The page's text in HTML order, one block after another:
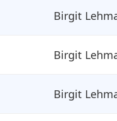
Birgit
Birgit
Birgit